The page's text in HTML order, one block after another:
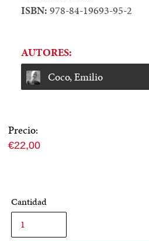
ISBN:978-84-19693-95-2
AUTORES:
Coco, Emilio
Precio:
Precio
€22,00
Cantidad